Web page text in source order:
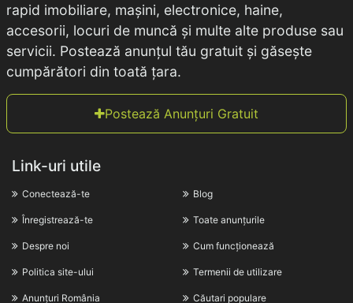
rapid imobiliare, mașini, electronice, haine,
accesorii, locuri de muncă și multe alte produse sau
servicii. Postează anunțul tău gratuit și găsește
cumpărători din toată țara.
Postează Anunțuri Gratuit
Link-uri utile
Conectează-te
Înregistrează-te
Despre noi
Politica site-ului
Anunțuri România
Blog
Toate anunțurile
Cum funcționează
Termenii de utilizare
Căutari populare